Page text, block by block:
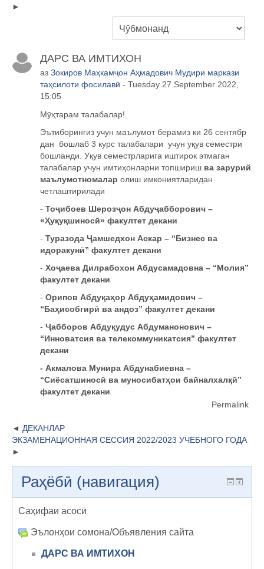
ДАРС ВА ИМТИХОН
аз Зокиров Маҳкамҷон Аҳмадович Мудири маркази
таҳсилоти фосилавӣ - Tuesday 27 September 2022,
15:05
Мӯҳтарам талабалар!
Эътиборингиз учун маълумот берамиз ки 26 сентябр
дан бошлаб 3 курс талабалари учун уқув семестри
бошланди. Уқув семестрларига иштирок этмаган
талабалар учун имтиҳонларни топшириш ва зарурий
маълумотномалар олиш имкониятларидан
четлаштирилади
- Тоҷибоев Шерозҷон Абдуҷабборович –
«Ҳуқуқшиносӣ» факултет декани
- Туразода Ҷамшедхон Аскар – “Бизнес ва
идоракунӣ” факултет декани
- Хоҷаева Дилрабохон Абдусамадовна – “Молия”
факултет декани
- Орипов Абдуқаҳор Абдуҳамидович –
“Баҳисобгирӣ ва андоз” факултет декани
- Ҷабборов Абдуқудус Абдуманонович –
“Инноватсия ва телекоммуникатсия” факултет
декани
- Акмалова Мунира Абдунабиевна –
“Сиёсатшиносӣ ва муносибатҳои байналхалқӣ”
факултет декани
Permalink
ДЕКАНЛАР
ЭКЗАМЕНАЦИОННАЯ СЕССИЯ 2022/2023 УЧЕБНОГО ГОДА
Раҳёбӣ (навигация)
Саҳифаи асосӣ
Эълонҳои сомона/Объявления сайта
ДАРС ВА ИМТИХОН